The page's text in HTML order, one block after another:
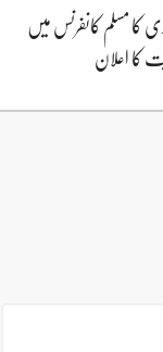
کا مسلم کانفرنس میں
کا اعلان